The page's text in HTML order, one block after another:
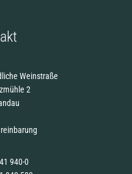
Weinstraße
2
940-0